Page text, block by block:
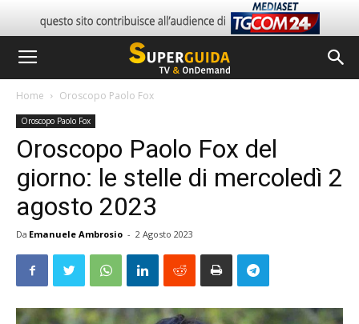
Home Oroscopo Paolo Fox
Oroscopo Paolo Fox
Oroscopo Paolo Fox del
giorno: le stelle di mercoledì 2
agosto 2023
Da Emanuele Ambrosio - 2 Agosto 2023